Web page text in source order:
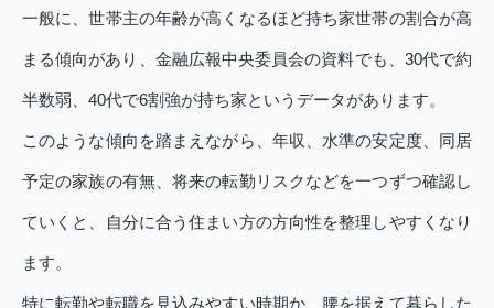
一般に、世帯主の年齢が高くなるほど持ち家世帯の割合が高
まる傾向があり、金融広報中央委員会の資料でも、30代で約
半数弱、40代で6割強が持ち家というデータがあります。
このような傾向を踏まえながら、年収、水準の安定度、同居
予定の家族の有無、将来の転勤リスクなどを一つずつ確認し
ていくと、自分に合う住まい方の方向性を整理しやすくなり
ます。
特に転勤や転職を見込みやすい時期か、腰を据えて暮らした